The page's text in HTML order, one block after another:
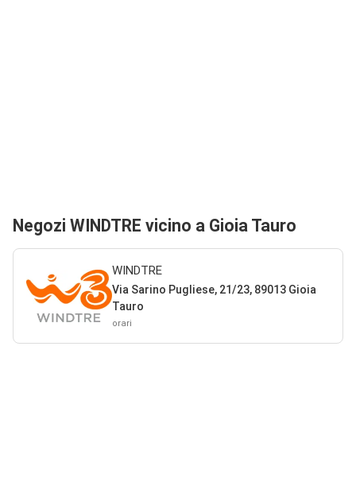
Negozi WINDTRE vicino a Gioia Tauro
WINDTRE
Via Sarino Pugliese, 21/23, 89013 Gioia
Tauro
orari